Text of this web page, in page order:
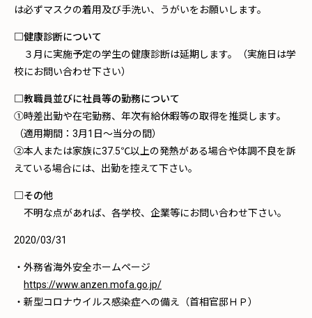
は必ずマスクの着用及び手洗い、うがいをお願いします。
□健康診断について
３月に実施予定の学生の健康診断は延期します。（実施日は学
校にお問い合わせ下さい）
□教職員並びに社員等の勤務について
①時差出勤や在宅勤務、年次有給休暇等の取得を推奨します。
（適用期間：3月1日～当分の間）
②本人または家族に37.5℃以上の発熱がある場合や体調不良を訴
えている場合には、出勤を控えて下さい。
□その他
不明な点があれば、各学校、企業等にお問い合わせ下さい。
2020/03/31
・外務省海外安全ホームページ
https://www.anzen.mofa.go.jp/
・新型コロナウイルス感染症への備え（首相官邸ＨＰ）